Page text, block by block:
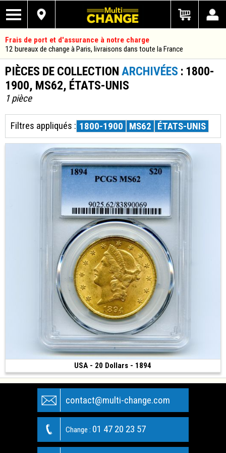
Frais de port et d'assurance à notre charge
12 bureaux de change à Paris, livraisons dans toute la France
PIÈCES DE COLLECTION ARCHIVÉES : 1800-
1900, MS62, ÉTATS-UNIS
1 pièce
Filtres appliqués : 1800-1900 MS62 ÉTATS-UNIS
USA - 20 Dollars - 1894
(1894 • Philadelphie • 33.43 g • 34 mm)
contact@multi-change.com
Change : 01 47 20 23 57